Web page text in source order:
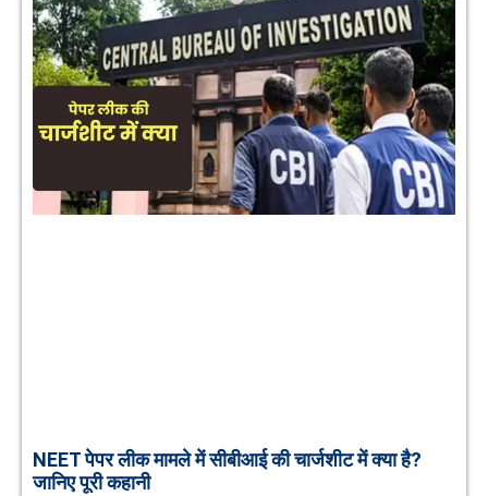
NEET पेपर लीक मामले में सीबीआई की चार्जशीट में क्या है?
जानिए पूरी कहानी